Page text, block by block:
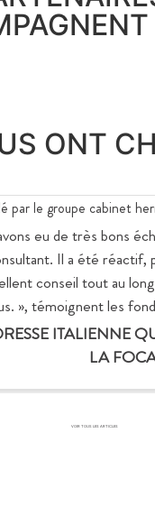
ONT
eu de très bons
Il a été réactif,
conseil tout au
», témoignent les
ITALIENNE
LA
VOIR TOUS LES ARTICLES